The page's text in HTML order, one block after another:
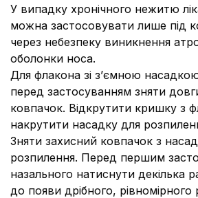
У випадку хронічного нежитю
можна застосовувати лише під
через небезпеку виникнення
оболонки носа.
Для флакона зі з’ємною
перед застосуванням зняти
ковпачок. Відкрутити кришку з
накрутити насадку для
Зняти захисний ковпачок з
розпилення. Перед першим
назального натиснути декілька
до появи дрібного, рівномірного